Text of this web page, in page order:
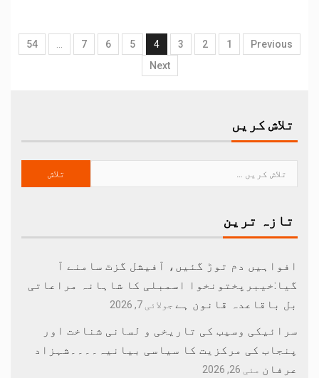
Previous
1
2
3
4
5
6
7
…
54
Next
تلاش کریں
تازہ ترین
افواہیں دم توڑ گئیں، آفیشل گزٹ سامنے آ
گیا:خیبرپختونخوا اسمبلی کا شاہانہ مراعاتی
بل باقاعدہ قانون ہے جولائی 7, 2026
سرائیکی وسیب کی تاریخی و لسانی شناخت اور
پنجاب کی مرکزیت کا سیاسی بیانیہ۔۔۔۔شہزاد
عرفان مئی 26, 2026